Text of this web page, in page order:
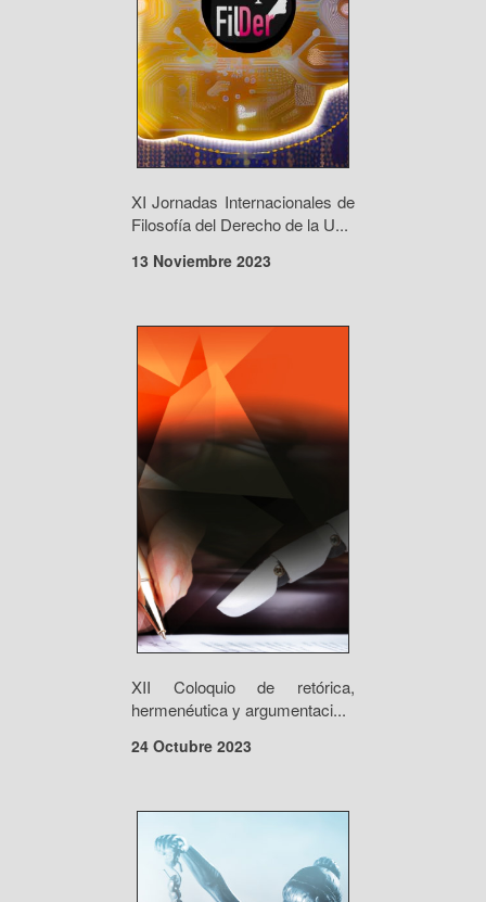
XI Jornadas Internacionales de
Filosofía del Derecho de la U...
13 Noviembre 2023
XII Coloquio de retórica,
hermenéutica y argumentaci...
24 Octubre 2023